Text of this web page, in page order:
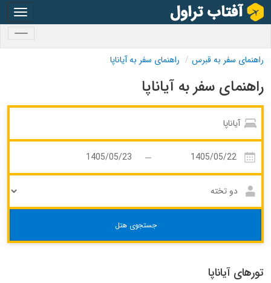
راهنمای سفر به قبرس راهنمای سفر به آیاناپا
راهنمای سفر به آیاناپا
جستجوی هتل
تورهای آیاناپا